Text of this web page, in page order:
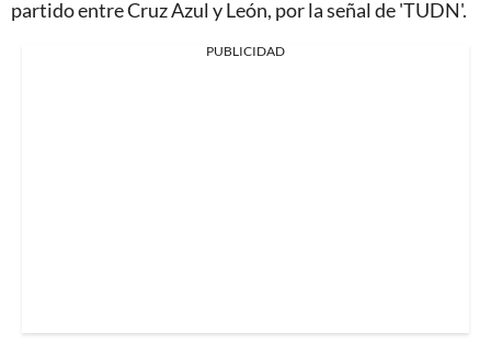
partido entre Cruz Azul y León, por la señal de 'TUDN'.
PUBLICIDAD